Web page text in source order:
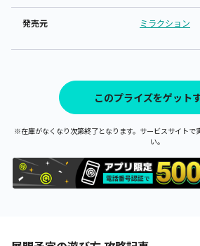
発売元 ミラクション
このプライズをゲット
※在庫がなくなり次第終了となります。サービスサイトで
い。